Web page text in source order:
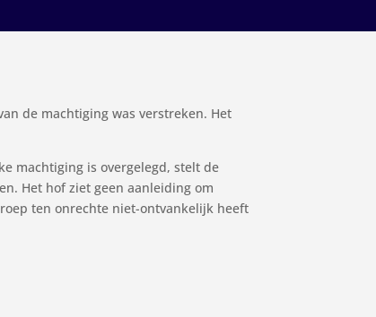
de machtiging was verstreken. Het
machtiging is overgelegd, stelt de
Het hof ziet geen aanleiding om
ten onrechte niet-ontvankelijk heeft